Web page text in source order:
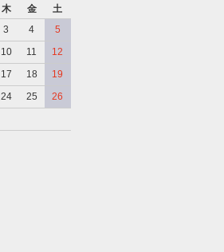
木 金
土
3 4
5
10 11
12
17 18
19
24 25
26